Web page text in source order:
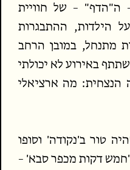
ה"הדף" – של חוויית
הילדות, ההתבגרות
מתנחל, במובן הרחב
באירוע לא יכולתי
הנצחית: מה ארציאלי
טור ב'נקודה' וסופו
דקות מכפר סבא' –